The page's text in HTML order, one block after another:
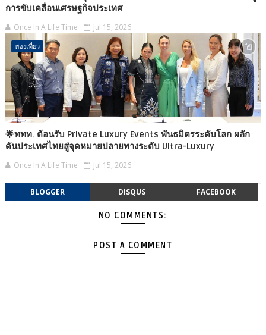
การขับเคลื่อนเศรษฐกิจประเทศ
Once In A Life Time Jul 15, 2026
ท่องเที่ยว
🌟ททท. ต้อนรับ Private Luxury Events พันธมิตรระดับโลก ผลัก
ดันประเทศไทยสู่จุดหมายปลายทางระดับ Ultra-Luxury
Once In A Life Time Jul 15, 2026
BLOGGER DISQUS FACEBOOK
NO COMMENTS:
POST A COMMENT